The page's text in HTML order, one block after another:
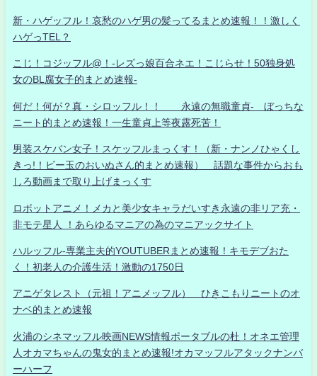
新・ハゲッフル！哀愁のハゲ男の髪ってるまとめ速報！！激しく
ハゲっTEL？
こじ！コジッフル@！-レズっ娘百合ネエ！こじらせ！50独身処
女のBL腐女子的まとめ速報-
何だ！何が？真・シロッフル！！ 永遠の無職童貞- ぼっちな
ニート的まとめ速報！一生童貞上等夜露死苦！
男装スケバン女子！スケッフルまっくす！（新・ナンノひゃくし
きっ!！ビー玉のおいぬさん的まとめ速報） 話題な事件からおも
しろ動画まで取り上げまっくす
ロボットアニメ！メカと美少女キャラだいすき永遠の非リア充・
非モテ星人 ！あらゆるマニアの為のマニアックサイト
ハルッフル-専業主夫的YOUTUBERまとめ速報！キモデブおた
く！初老人の介護生活！激動の1750日
アニゲタレスト（元祖！アニメッフル） ひきこもりニートのオ
ナベ的まとめ速報
火浦のシネマッフル映画NEWS情報ポータブルの杜！オネエ管理
人オカマちゃんの鬼女的まとめ速報!オカマッフルアタックナンバ
ーハーフ